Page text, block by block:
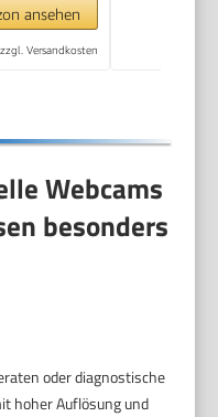
ansehen
Versandkosten
Webcams
besonders
oder diagnostische
hoher Auflösung und